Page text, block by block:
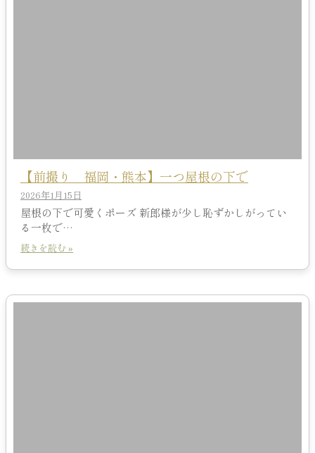
【前撮り 福岡・熊本】一つ屋根の下で
2026年1月15日
屋根の下で可愛くポーズ 新郎様が少し恥ずかしがってい
る一枚で…
続きを読む »